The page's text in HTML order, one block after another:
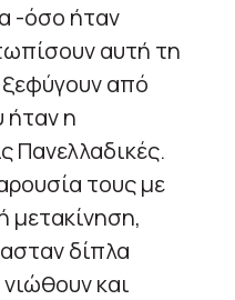
-όσο ήταν
αυτή τη
ξεφύγουν από
ήταν η
Πανελλαδικές.
τους με
μετακίνηση,
δίπλα
και